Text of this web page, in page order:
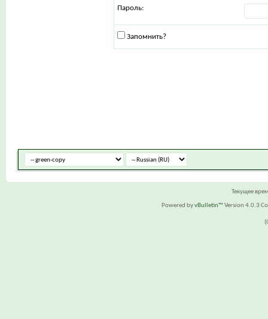
Пароль:
Запомнить?
Текущее
Powered byvBulletin™ Version 4.0.3